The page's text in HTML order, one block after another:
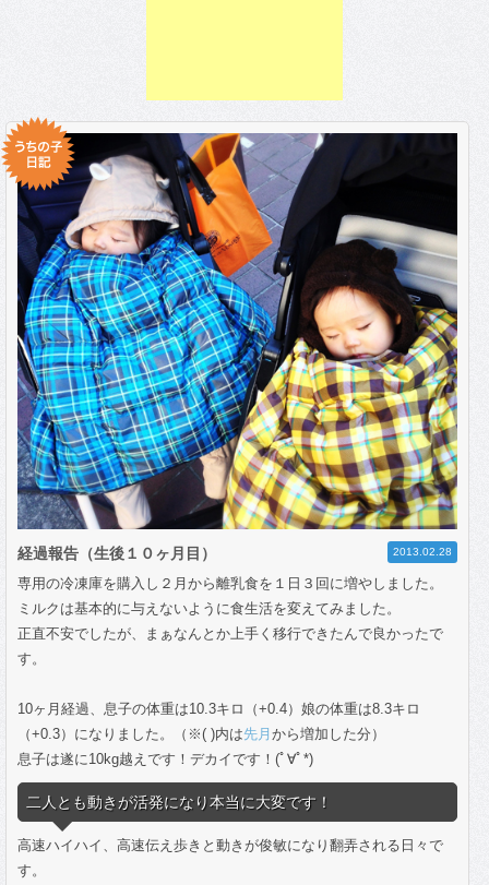
2013.02.28
経過報告（生後１０ヶ月目）
専用の冷凍庫を購入し２月から離乳食を１日３回に増やしました。
ミルクは基本的に与えないように食生活を変えてみました。
正直不安でしたが、まぁなんとか上手く移行できたんで良かったで
す。
10ヶ月経過、息子の体重は10.3キロ（+0.4）娘の体重は8.3キロ
（+0.3）になりました。（※( )内は先月 から増加した分）
息子は遂に10kg越えです！デカイです！(ﾟ∀ﾟ*)
二人とも動きが活発になり本当に大変です！
高速ハイハイ、高速伝え歩きと動きが俊敏になり翻弄される日々で
す。